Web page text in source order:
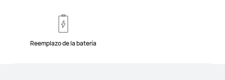
Reemplazo de la batería